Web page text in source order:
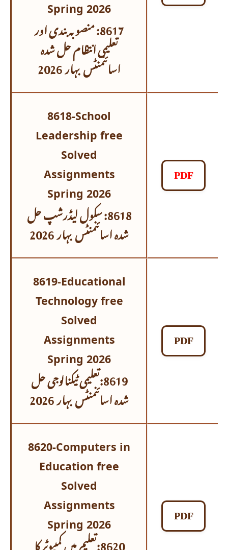
Spring 2026
8617: منصوبہ بندی اور
تعلیمی انتظام حل شدہ
اسائنمنٹسبہار 2026
8618-School
Leadership free
Solved
Assignments
Spring 2026
8618: سکول لیڈرشپحل
شدہ اسائنمنٹسبہار 2026
PDF
8619-Educational
Technology free
Solved
Assignments
Spring 2026
8619:تعلیمی ٹیکنالوجی حل
شدہ اسائنمنٹسبہار 2026
PDF
8620-Computers in
Education free
Solved
Assignments
Spring 2026
8620:تعلیم میں کمپیوٹر کا
PDF